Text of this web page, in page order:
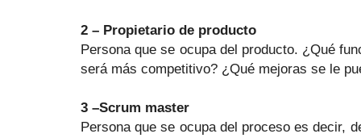
2 – Propietario de producto
Persona que se ocupa del producto. ¿Qué
será más competitivo? ¿Qué mejoras se le
3 –Scrum master
Persona que se ocupa del proceso es decir,